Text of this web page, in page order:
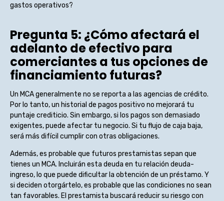
gastos operativos?
Pregunta 5: ¿Cómo afectará el
adelanto de efectivo para
comerciantes a tus opciones de
financiamiento futuras?
Un MCA generalmente no se reporta a las agencias de crédito.
Por lo tanto, un historial de pagos positivo no mejorará tu
puntaje crediticio. Sin embargo, si los pagos son demasiado
exigentes, puede afectar tu negocio. Si tu flujo de caja baja,
será más difícil cumplir con otras obligaciones.
Además, es probable que futuros prestamistas sepan que
tienes un MCA. Incluirán esta deuda en tu relación deuda-
ingreso, lo que puede dificultar la obtención de un préstamo. Y
si deciden otorgártelo, es probable que las condiciones no sean
tan favorables. El prestamista buscará reducir su riesgo con